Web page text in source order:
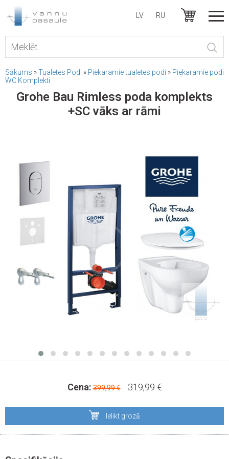
LV RU
Sākums »Tualetes Podi » Piekaramie tualetes podi » Piekaramie podi
WC Komplekti
Grohe Bau Rimless poda komplekts
+SC vāks ar rāmi
Cena:399,99 € 319,99 €
Ielikt grozā